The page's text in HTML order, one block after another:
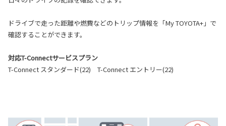
ドライブで走った距離や燃費などのトリップ情報を「My TOYOTA+」で
確認することができます。
対応T-Connectサービスプラン
T-Connect スタンダード(22) T-Connect エントリー(22)